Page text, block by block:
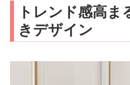
トレンド感高ま
きデザイン